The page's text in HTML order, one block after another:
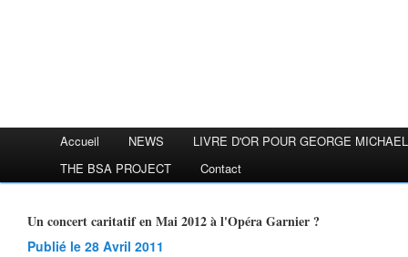
Accueil NEWS
LIVRE D'OR POUR GEORGE MICHAEL
THE BSA PROJECT
Contact
Un concert caritatif en Mai 2012 à l'Opéra Garnier ?
Publié le 28 Avril 2011